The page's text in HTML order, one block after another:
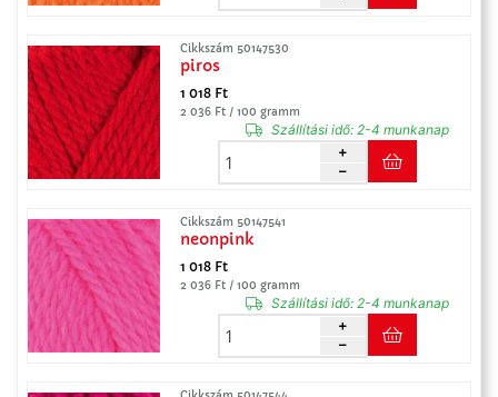
Cikkszám 50147530
piros
1 018 Ft
2 036 Ft / 100 gramm
Szállítási idő:2-4 munkanap
Cikkszám 50147541
neonpink
1 018 Ft
2 036 Ft / 100 gramm
Szállítási idő:2-4 munkanap